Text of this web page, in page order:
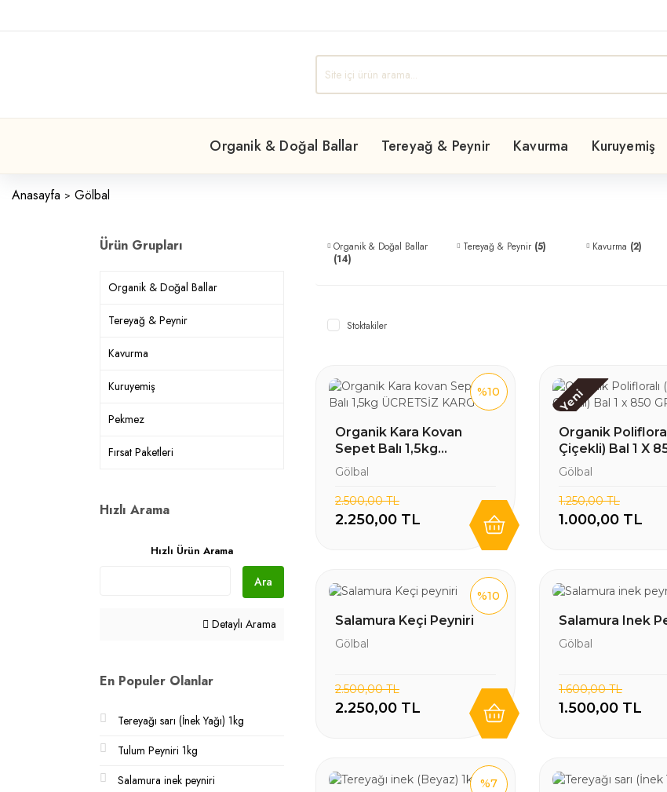
Organik & Doğal Ballar Tereyağ & Peynir Kavurma Kuruyemiş
Anasayfa Gölbal
Ürün Grupları
Organik & Doğal Ballar
Tereyağ & Peynir
Kavurma
Kuruyemiş
Pekmez
Fırsat Paketleri
Hızlı Arama
Hızlı Ürün Arama
Ara
Detaylı Arama
En Populer Olanlar
Tereyağı sarı (İnek Yağı) 1kg
Tulum Peyniri 1kg
Salamura inek peyniri
Organik & Doğal Ballar
(14)
Tereyağ & Peynir (5) Kavurma (2)
Stoktakiler
%10
Organik Kara Kovan
Sepet Balı 1,5kg
ÜCRETSİZ KARGO
Gölbal
2.500,00 TL
2.250,00 TL
Yeni
Organik Polifloralı
Çiçekli) Bal 1 X
Gölbal
1.250,00 TL
1.000,00 TL
%10
Salamura Keçi Peyniri
Gölbal
2.500,00 TL
2.250,00 TL
Salamura Inek
Gölbal
1.600,00 TL
1.500,00 TL
%7